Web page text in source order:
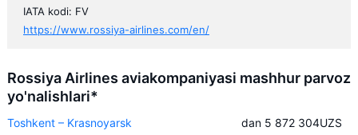
IATA kodi: FV
https://www.rossiya-airlines.com/en/
Rossiya Airlines aviakompaniyasi mashhur parvoz
yo'nalishlari*
Toshkent – Krasnoyarsk dan 5 872 304UZS